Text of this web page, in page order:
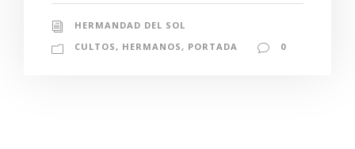
HERMANDAD DEL SOL
CULTOS, HERMANOS, PORTADA 0